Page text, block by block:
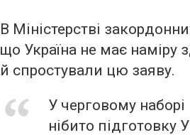
В Міністерстві
що Україна не має наміру
й спростували цю заяву.
У черговому
нібито підготовку